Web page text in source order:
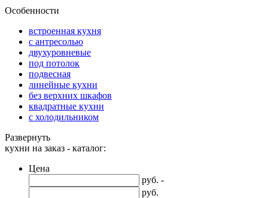
Особенности
встроенная кухня
с антресолью
двухуровневые
под потолок
подвесная
линейные кухни
без верхних шкафов
квадратные кухни
с холодильником
Развернуть
кухни на заказ - каталог:
Цена
руб. -
руб.